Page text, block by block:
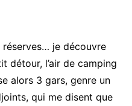
je découvre
détour, l’air de camping
alors 3 gars, genre un
qui me disent que